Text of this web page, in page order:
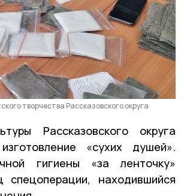
творчества Рассказовского округа
Рассказовского округа
«сухих душей».
гигиены «за ленточку»
спецоперации, находившийся